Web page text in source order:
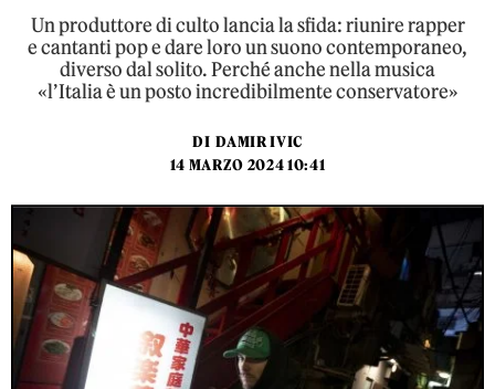
Un produttore di culto lancia la sfida: riunire rapper
e cantanti pop e dare loro un suono contemporaneo,
diverso dal solito. Perché anche nella musica
«l’Italia è un posto incredibilmente conservatore»
DI DAMIR IVIC
14 MARZO 2024 10:41